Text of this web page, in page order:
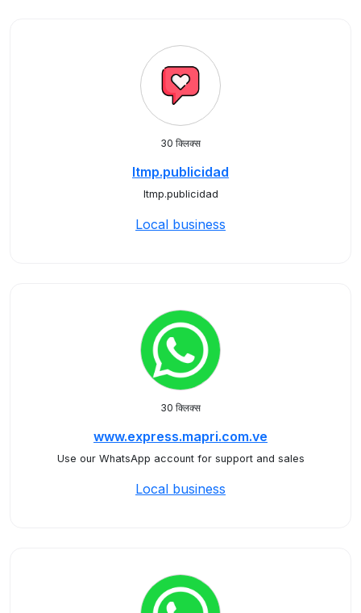
30 क्लिक्स
ltmp.publicidad
ltmp.publicidad
Local business
30 क्लिक्स
www.express.mapri.com.ve
Use our WhatsApp account for support and sales
Local business